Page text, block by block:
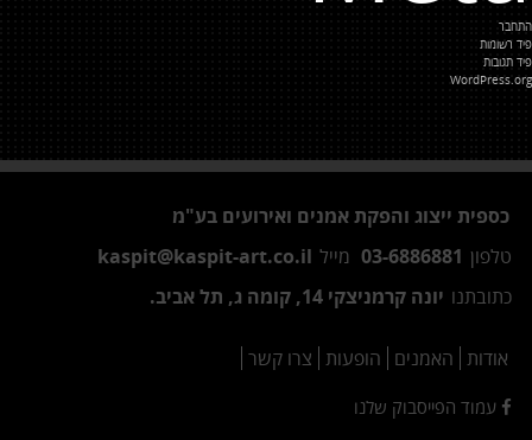
התחבר
פיד רשומות
פיד תגובות
WordPress.org
כספית ייצוג והפקת אמנים ואירועים בע"מ
טלפון 03-6886881 מייל kaspit@kaspit-art.co.il
כתובתנו יונה קרמניצקי 14, קומה ג, תל אביב.
אודות האמנים הופעות צרו קשר
עמוד הפייסבוק שלנו